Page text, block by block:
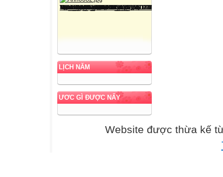
LỊCH NĂM
ƯƠC GÌ ĐƯỢC NẤY
Quê hương là
Tuổi thơ con
Website được thừa kế